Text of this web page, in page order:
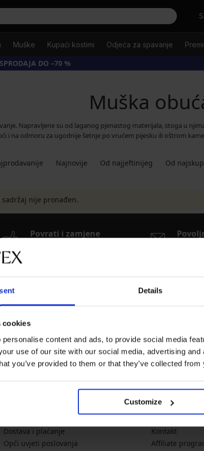
Details
cookies
content and ads, to provide social media
use of our site with our social media, advertising
you’ve provided to them or that they’ve collected
Customize
Muške Kupaći kostimi Odjeća za spavanje
DO –70 %
Muška
Napravljene su od laganog pjenastog materijala, stoga u
i na odmoru za ugodnije šetnje po vrućem pijesku ili oštrom
Najnovije Od najjeftinijeg Od
sadržaj nije pronađen.
Povrati i zamjene
Newsletter
Dostava i plaćanje
Opći uvjeti poslovanja
O tvrtki
Kontakt
Affiliate